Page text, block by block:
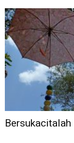
Bersukacitalah